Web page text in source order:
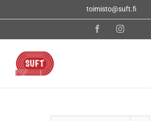
toimisto@suft.fi
FacebookInstagram